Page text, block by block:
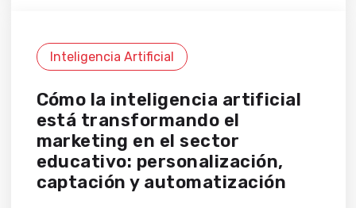
Inteligencia Artificial
Cómo la inteligencia artificial
está transformando el
marketing en el sector
educativo: personalización,
captación y automatización